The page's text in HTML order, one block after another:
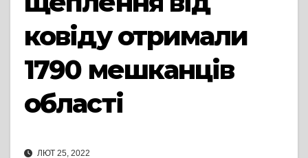
ковіду отримали
1790 мешканців
області
ЛЮТ 25, 2022